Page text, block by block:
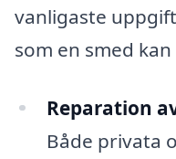
vanligaste
som en smed
Reparation
Både privata